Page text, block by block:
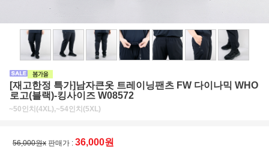
[재고한정 특가]남자큰옷 트레이닝팬츠 FW 다이나믹 WHO
로고(블랙)-킹사이즈 W08572
~50인치(4XL),~54인치(5XL)
56,000원x 판매가 : 36,000원